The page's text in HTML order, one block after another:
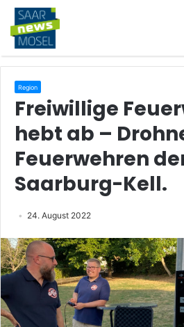
Region
Freiwillige
hebt ab –
Feuerwehren
Saarburg-Kell.
24. August 2022